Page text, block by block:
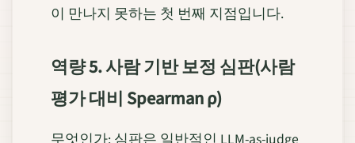
이 만나지 못하는 첫 번째 지점입니다.
역량 5. 사람 기반 보정 심판(사람
평가 대비 Spearman ρ)
무엇인가: 심판은 일반적인 LLM-as-judge